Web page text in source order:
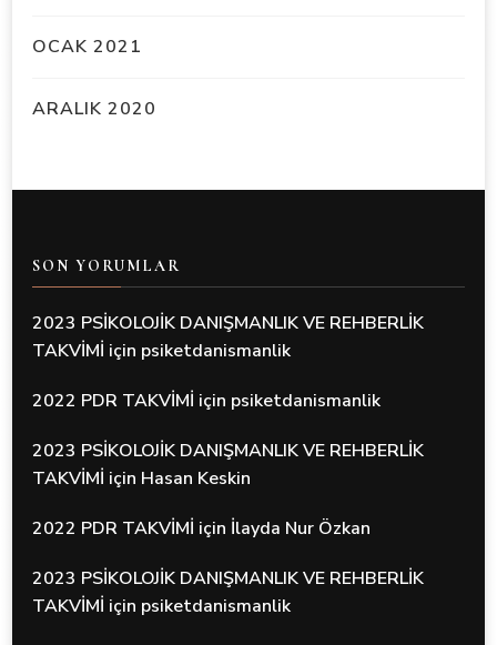
OCAK 2021
ARALIK 2020
SON YORUMLAR
2023 PSİKOLOJİK DANIŞMANLIK VE REHBERLİK
TAKVİMİ için psiketdanismanlik
2022 PDR TAKVİMİ için psiketdanismanlik
2023 PSİKOLOJİK DANIŞMANLIK VE REHBERLİK
TAKVİMİ için Hasan Keskin
2022 PDR TAKVİMİ için İlayda Nur Özkan
2023 PSİKOLOJİK DANIŞMANLIK VE REHBERLİK
TAKVİMİ için psiketdanismanlik